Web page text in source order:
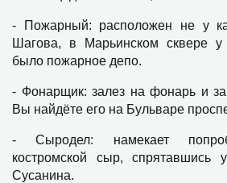
- Пожарный: расположен не у
Шагова, в Марьинском сквере
было пожарное депо.
- Фонарщик: залез на фонарь и
Вы найдёте его на Бульваре
- Сыродел: намекает
костромской сыр,
Сусанина.